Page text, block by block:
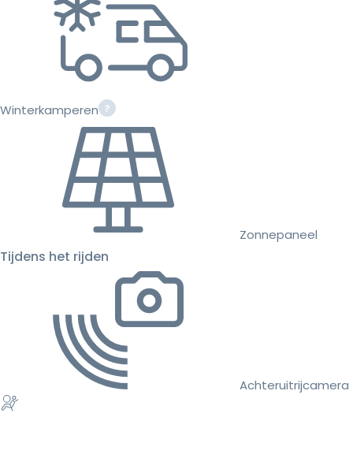
Winterkamperen
Zonnepaneel
Tijdens het rijden
Achteruitrijcamera